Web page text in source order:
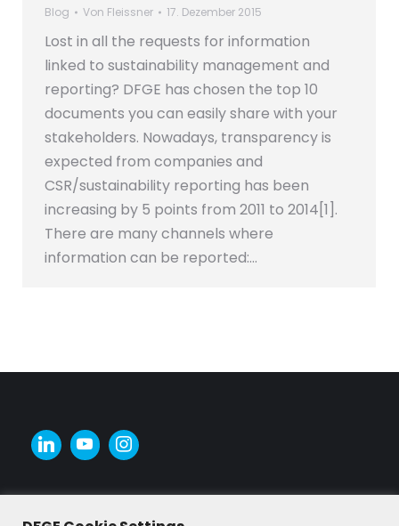
Blog Von Fleissner 17. Dezember 2015
Lost in all the requests for information
linked to sustainability management and
reporting? DFGE has chosen the top 10
documents you can easily share with your
stakeholders. Nowadays, transparency is
expected from companies and
CSR/sustainability reporting has been
increasing by 5 points from 2011 to 2014[1].
There are many channels where
information can be reported:…